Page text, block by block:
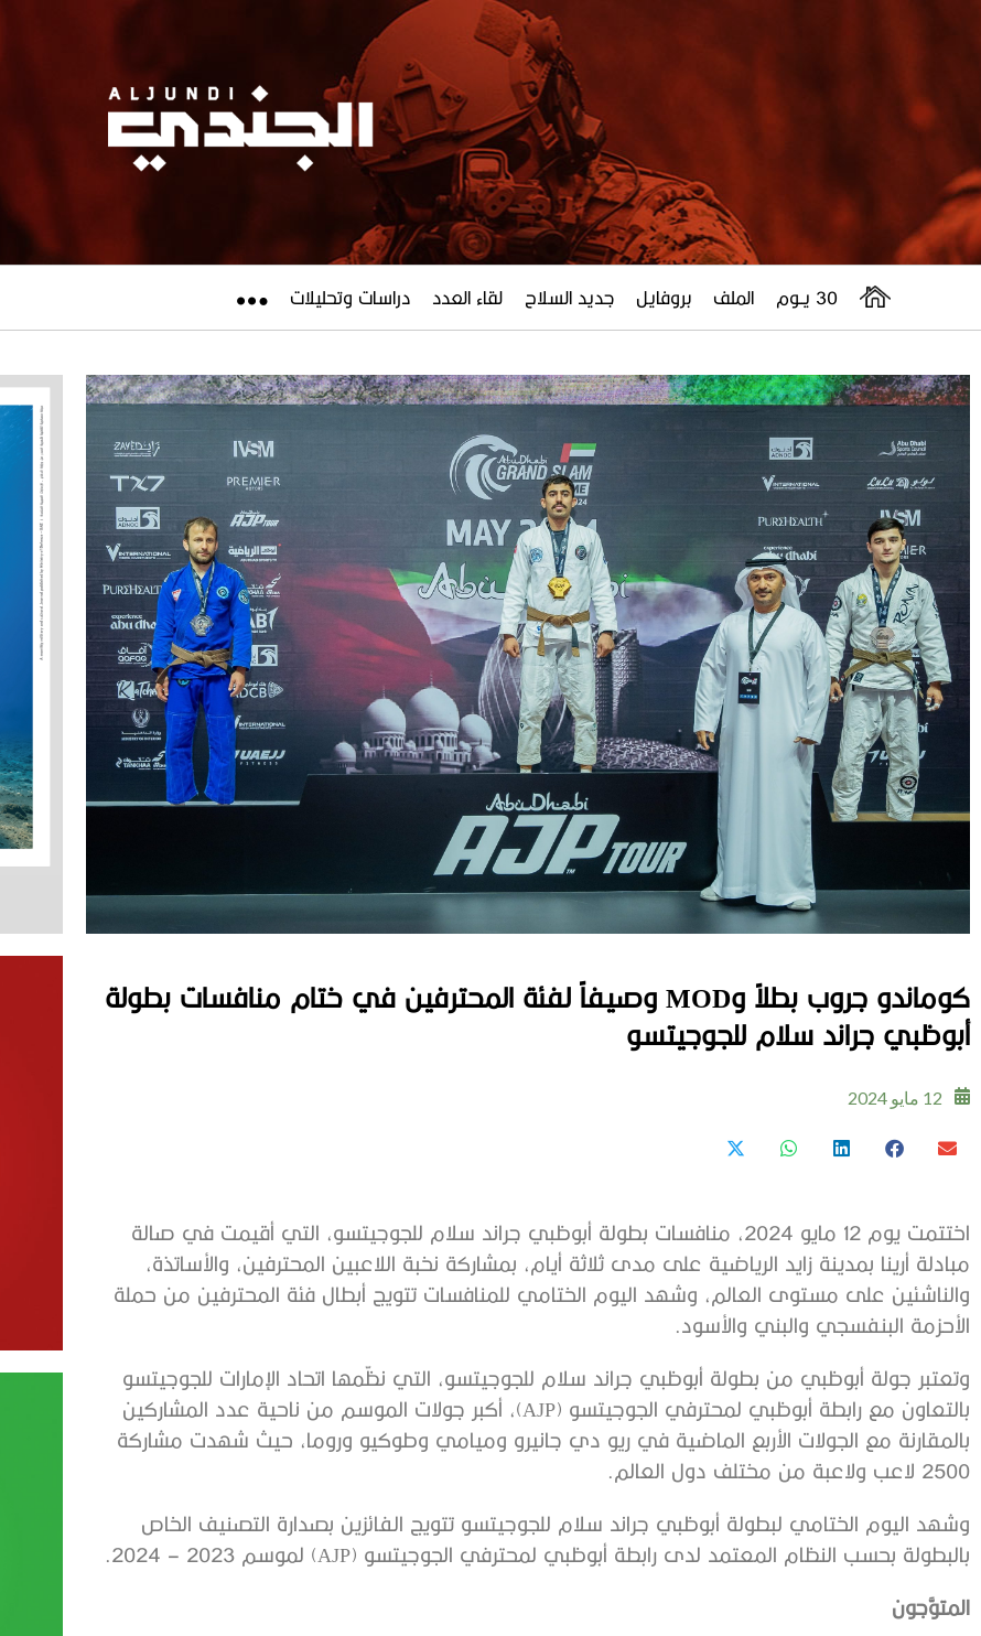
30 يــوم الملف بروفايل جديد السلاح لقاء العدد دراسات وتحليلات
كوماندو جروب بطلاً وMOD وصيفاً لفئة المحترفين في ختام منافسات بطولة
أبوظبي جراند سلام للجوجيتسو
12 مايو 2024
اختتمت يوم 12 مايو 2024، منافسات بطولة أبوظبي جراند سلام للجوجيتسو، التي أقيمت في صالة
مبادلة أرينا بمدينة زايد الرياضية على مدى ثلاثة أيام، بمشاركة نخبة اللاعبين المحترفين، والأساتذة،
والناشئين على مستوى العالم، وشهد اليوم الختامي للمنافسات تتويج أبطال فئة المحترفين من حملة
الأحزمة البنفسجي والبني والأسود.
وتعتبر جولة أبوظبي من بطولة أبوظبي جراند سلام للجوجيتسو، التي نظّمها اتحاد الإمارات للجوجيتسو
بالتعاون مع رابطة أبوظبي لمحترفي الجوجيتسو (AJP)، أكبر جولات الموسم من ناحية عدد المشاركين
بالمقارنة مع الجولات الأربع الماضية في ريو دي جانيرو وميامي وطوكيو وروما، حيث شهدت مشاركة
2500 لاعب ولاعبة من مختلف دول العالم.
وشهد اليوم الختامي لبطولة أبوظبي جراند سلام للجوجيتسو تتويج الفائزين بصدارة التصنيف الخاص
بالبطولة بحسب النظام المعتمد لدى رابطة أبوظبي لمحترفي الجوجيتسو (AJP) لموسم 2023 – 2024.
المتوَّجون